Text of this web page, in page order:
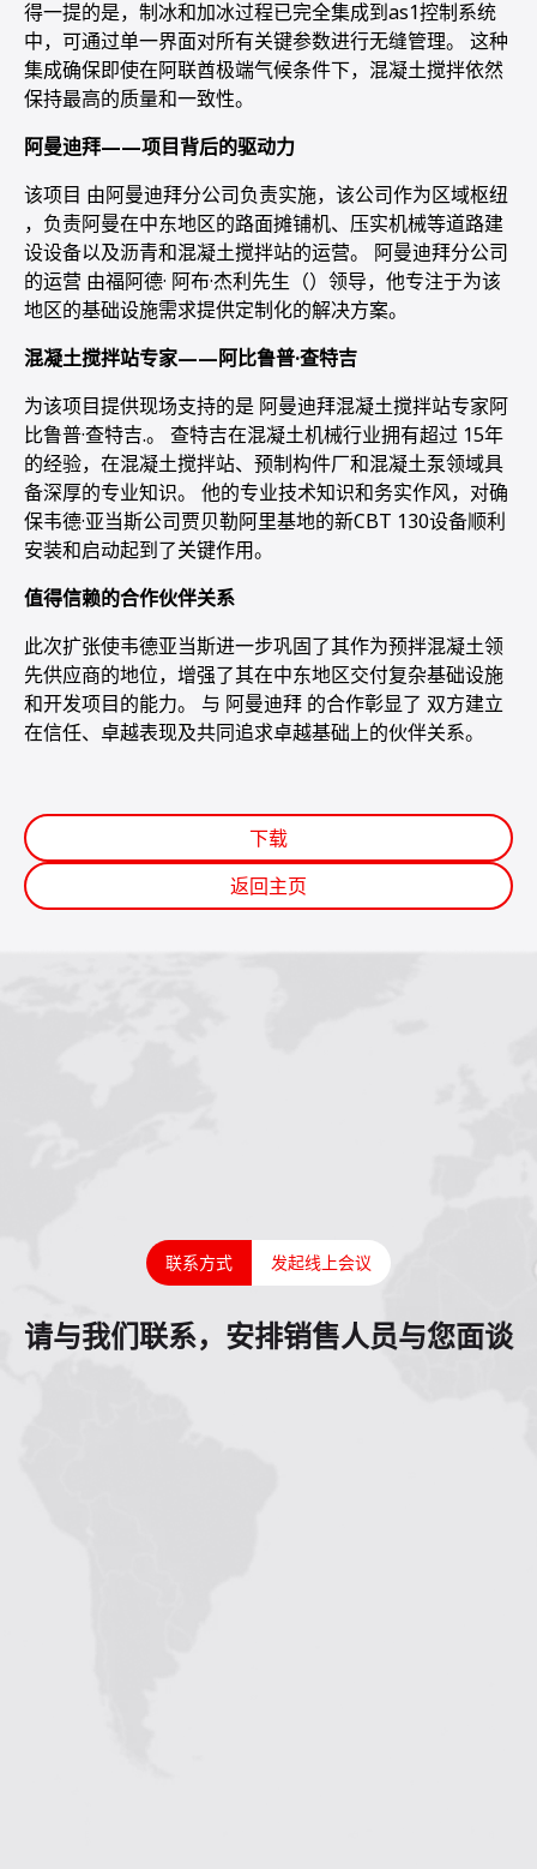
得一提的是，制冰和加冰过程已完全集成到as1控制系统
中，可通过单一界面对所有关键参数进行无缝管理。 这种
集成确保即使在阿联酋极端气候条件下，混凝土搅拌依然
保持最高的质量和一致性。
阿曼迪拜——项目背后的驱动力
该项目 由阿曼迪拜分公司负责实施，该公司作为区域枢纽
，负责阿曼在中东地区的路面摊铺机、压实机械等道路建
设设备以及沥青和混凝土搅拌站的运营。 阿曼迪拜分公司
的运营 由福阿德· 阿布·杰利先生（）领导，他专注于为该
地区的基础设施需求提供定制化的解决方案。
混凝土搅拌站专家——阿比鲁普·查特吉
为该项目提供现场支持的是 阿曼迪拜混凝土搅拌站专家阿
比鲁普·查特吉.。 查特吉在混凝土机械行业拥有超过 15年
的经验，在混凝土搅拌站、预制构件厂和混凝土泵领域具
备深厚的专业知识。 他的专业技术知识和务实作风，对确
保韦德·亚当斯公司贾贝勒阿里基地的新CBT 130设备顺利
安装和启动起到了关键作用。
值得信赖的合作伙伴关系
此次扩张使韦德亚当斯进一步巩固了其作为预拌混凝土领
先供应商的地位，增强了其在中东地区交付复杂基础设施
和开发项目的能力。 与 阿曼迪拜 的合作彰显了 双方建立
在信任、卓越表现及共同追求卓越基础上的伙伴关系。
下载
返回主页
联系方式 发起线上会议
请与我们联系，安排销售人员与您面谈